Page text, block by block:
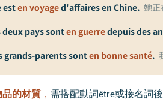
esten voyaged'affaires en Chine. 她正
deux pays sonten guerredepuis des
grands-parents sonten bonne santé.
品的材質 ， 需搭配動詞être或接名詞後